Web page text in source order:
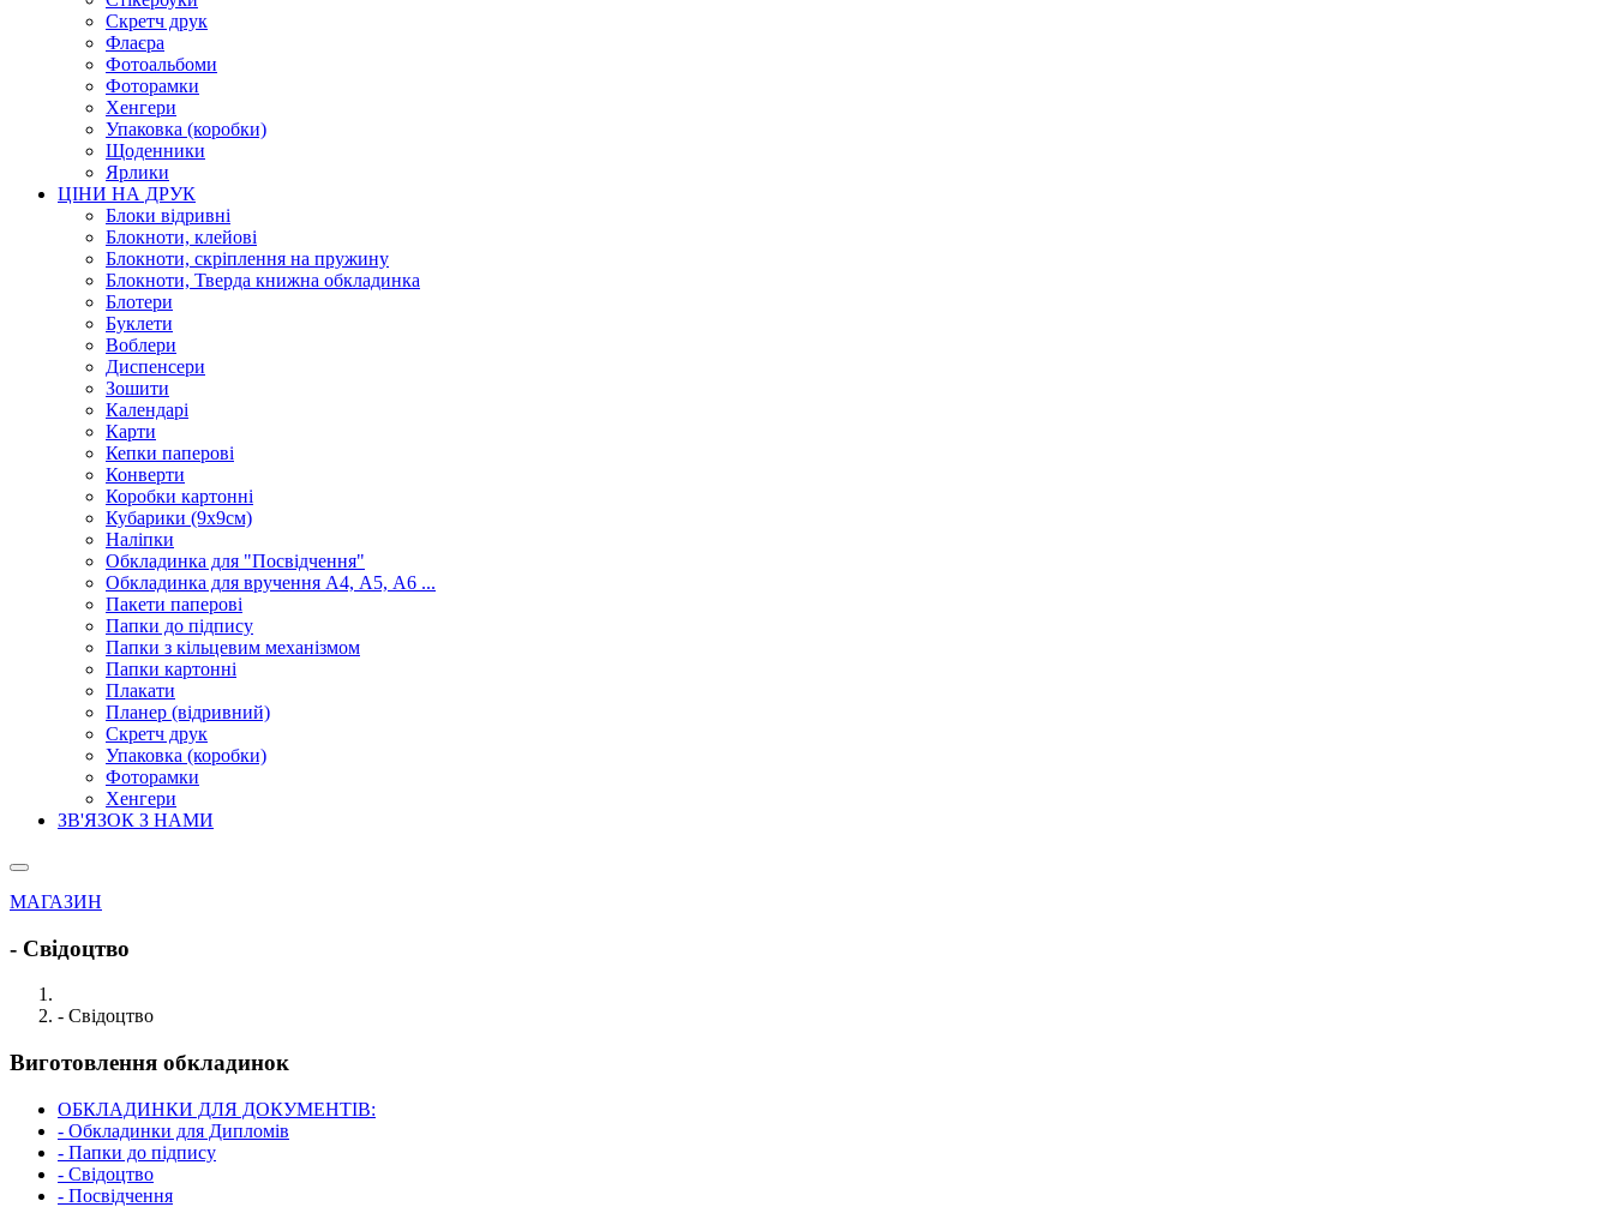
Скретч друк
Флаєра
Фотоальбоми
Фоторамки
Хенгери
Упаковка (коробки)
Щоденники
Ярлики
ЦІНИ НА ДРУК
Блоки відривні
Блокноти, клейові
Блокноти, скріплення на пружину
Блокноти, Тверда книжна обкладинка
Блотери
Буклети
Воблери
Диспенсери
Зошити
Календарі
Карти
Кепки паперові
Конверти
Коробки картонні
Кубарики (9х9см)
Наліпки
Обкладинка для "Посвідчення"
Обкладинка для вручення А4, А5, А6 ...
Пакети паперові
Папки до підпису
Папки з кільцевим механізмом
Папки картонні
Плакати
Планер (відривний)
Скретч друк
Упаковка (коробки)
Фоторамки
Хенгери
ЗВ'ЯЗОК З НАМИ
МАГАЗИН
- Свідоцтво
- Свідоцтво
Виготовлення обкладинок
ОБКЛАДИНКИ ДЛЯ ДОКУМЕНТІВ:
- Обкладинки для Дипломів
- Папки до підпису
- Свідоцтво
- Посвідчення